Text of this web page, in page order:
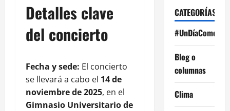
Detalles clave
del concierto
Fecha y sede: El concierto
se llevará a cabo el 14 de
noviembre de 2025, en el
Gimnasio Universitario de
CATEGORÍAS
#UnDíaComoHoy
Blog o
columnas
Clima